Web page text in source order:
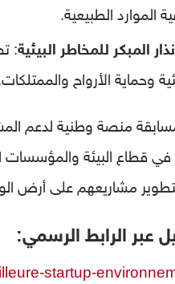
الموارد الطبيعية.
المبكر للمخاطر البيئية:
وحماية الأرواح
منصة وطنية لدعم
في قطاع البيئة والمؤسسات
لتطوير مشاريعهم على أرض
عبر الرابط الرسمي:
startup-